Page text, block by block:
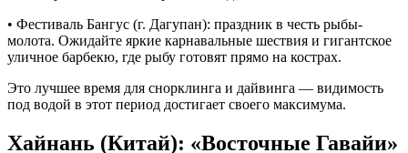
• Фестиваль Бангус (г. Дагупан): праздник в честь рыбы-
молота. Ожидайте яркие карнавальные шествия и гигантское
уличное барбекю, где рыбу готовят прямо на кострах.
Это лучшее время для снорклинга и дайвинга — видимость
под водой в этот период достигает своего максимума.
Хайнань (Китай): «Восточные Гавайи»